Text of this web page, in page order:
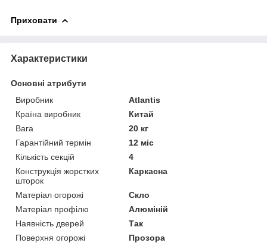
Приховати
Характеристики
Основні атрибути
Виробник
Atlantis
Країна виробник
Китай
Вага
20 кг
Гарантійний термін
12 міс
Кількість секцій
4
Конструкція жорстких
шторок
Каркасна
Матеріал огорожі
Скло
Матеріал профілю
Алюміній
Наявність дверей
Так
Поверхня огорожі
Прозора